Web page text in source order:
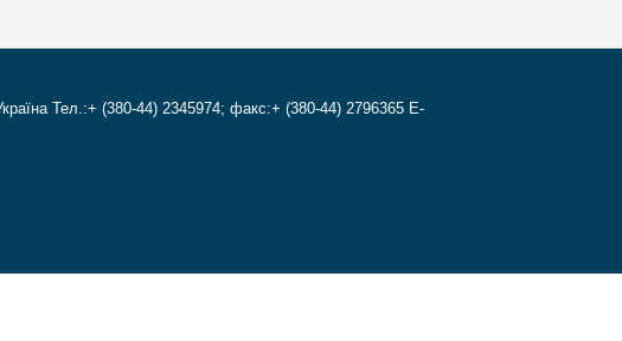
Тел.:+ (380-44) 2345974; факс:+ (380-44) 2796365 E-